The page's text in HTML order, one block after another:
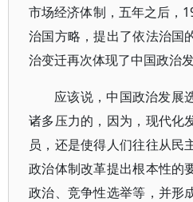
市场经济体制，五年之后，
治国方略，提出了依法治国
治变迁再次体现了中国政治
应该说，中国政治发展
诸多压力的，因为，现代化
员，还是使得人们往往从民
政治体制改革提出根本性的
政治、竞争性选举等，并形